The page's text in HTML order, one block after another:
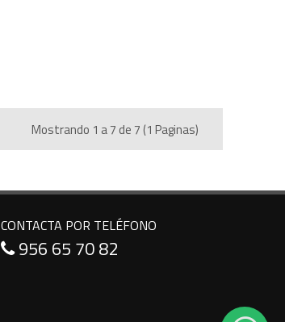
Mostrando 1 a 7 de 7 (1 Paginas)
CONTACTA POR TELÉFONO
956 65 70 82